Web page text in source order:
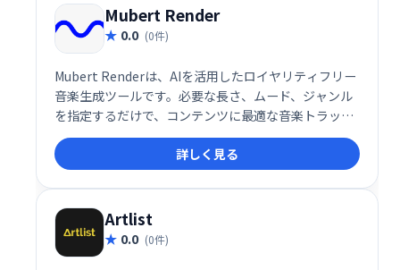
Mubert Render
0.0 (0件)
Mubert Renderは、AIを活用したロイヤリティフリー
音楽生成ツールです。必要な長さ、ムード、ジャンル
を指定するだけで、コンテンツに最適な音楽トラック
を自動生成します。既存のオーディオストックでは不
十分な場合でも、Mubert Renderなら、完璧にフィッ
トするオリジナル音楽を簡単に作成できます。
詳しく見る
Artlist
0.0 (0件)